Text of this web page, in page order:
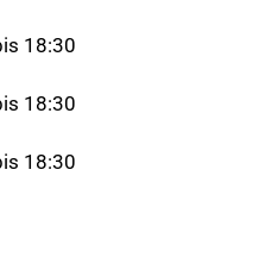
18:30
18:30
18:30